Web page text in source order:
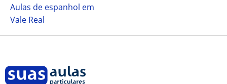
Aulas de espanhol em
Vale Real